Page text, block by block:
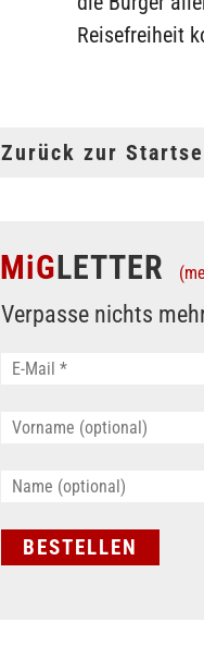
Reisefreiheit
Zurück zur
MiGLETTER
Verpasse nichts